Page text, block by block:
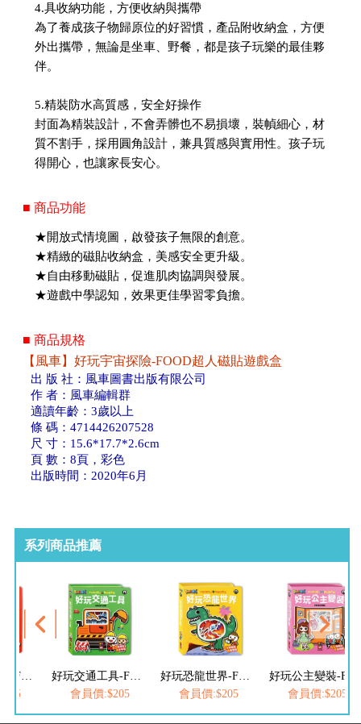
4.具收納功能，方便收納與攜帶
為了養成孩子物歸原位的好習慣，產品附收納盒，方便
外出攜帶，無論是坐車、野餐，都是孩子玩樂的最佳夥
伴。
5.精裝防水高質感，安全好操作
封面為精裝設計，不會弄髒也不易損壞，裝幀細心，材
質不割手，採用圓角設計，兼具質感與實用性。孩子玩
得開心，也讓家長安心。
■ 商品功能
★開放式情境圖，啟發孩子無限的創意。
★精緻的磁貼收納盒，美感安全更升級。
★自由移動磁貼，促進肌肉協調與發展。
★遊戲中學認知，效果更佳學習零負擔。
■ 商品規格
【風車】好玩宇宙探險-FOOD超人磁貼遊戲盒
出 版 社：風車圖書出版有限公司
作 者：風車編輯群
適讀年齡：3歲以上
條 碼：4714426207528
尺 寸：15.6*17.7*2.6cm
頁 數：8頁，彩色
出版時間：2020年6月
系列商品推薦
好玩動物樂園-FOOD超人磁貼遊戲盒
好玩交通工具-FOOD超人磁貼遊戲盒
會員價:$205
好玩恐龍世界-FOOD超人磁貼遊戲盒
會員價:$205
會員價:$205